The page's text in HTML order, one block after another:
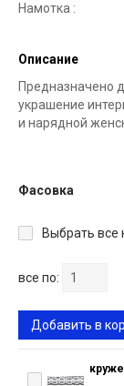
Намотка :
Описание
Предназначено
украшение
и нарядной
Фасовка
Выбрать все
все по:
Добавить в